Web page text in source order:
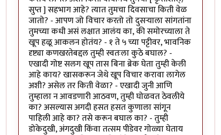
सुप्त ] सहभाग आहे? त्यात तुमचा दिवसाचा किती वेळ
जातो? - आपण जो विचार करतो तो दुसर्‍याला सांगतांना
तुमच्या कधी असं लक्षात आलंय का, की समोरच्याला ते
खूप हळू आकलन होतंय? - १ ते ५ च्या पट्टीवर, भावनिक
दृष्ट्या कणखरतेबद्दल तुम्ही स्वतःला कुठे बघाल? -
एखादी गोष्ट सलग खूप तास बिना ब्रेक घेता तुम्ही केली
आहे काय? खासकरून जेथे खूप विचार करावा लागेल
अशी? असेल तर किती वेळा? - एखादी जुनी आणि
तुम्हाला न आवडणारी आठवण, तुम्ही घोळवत ठेवलीये
का? असल्यास अगदी हसत हसत कुणाला सांगून
पाहिली आहे का? तसे करून बघाल का? - तुम्ही
डोकेदुखी, अंगदुखी किंवा तत्सम पीडेवर गोळ्या घेताय